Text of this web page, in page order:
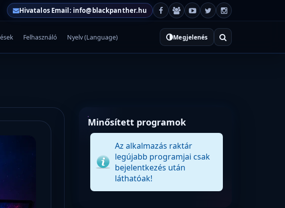
Hivatalos Email: info@blackpanther.hu
Felhasználó Nyelv (Language) Megjelenés
Minősített programok
Az alkalmazás raktár
legújabb programjai csak
bejelentkezés után
láthatóak!